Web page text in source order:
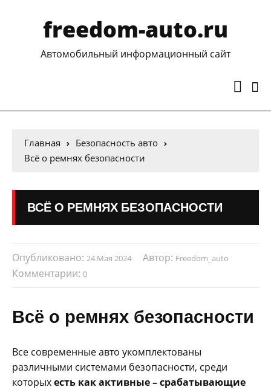
freedom-auto.ru
Автомобильный информационный сайт
Главная
Безопасность авто
Всё о ремнях безопасности
ВСЁ О РЕМНЯХ БЕЗОПАСНОСТИ
Опубликовано: 24 Мая 2024 Автор: Freedom_auto
Комментарии: 0
Всё о ремнях безопасности
Все современные авто укомплектованы
различными системами безопасности, среди
которыхесть как активные – срабатывающие